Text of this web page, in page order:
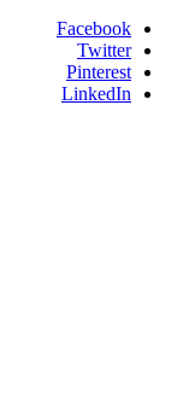
Facebook
Twitter
Pinterest
LinkedIn